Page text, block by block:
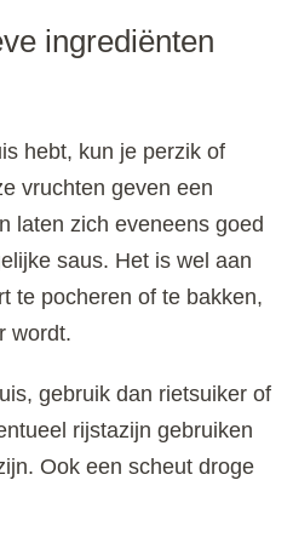
ingrediënten
hebt, kun je perzik of
vruchten geven een
laten zich eveneens goed
saus. Het is wel aan
te pocheren of te bakken,
wordt.
gebruik dan rietsuiker of
rijstazijn gebruiken
Ook een scheut droge